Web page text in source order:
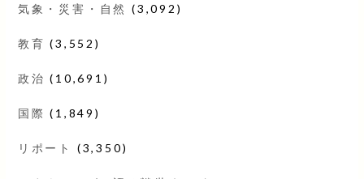
気象・災害・自然 (3,092)
教育 (3,552)
政治 (10,691)
国際 (1,849)
リポート (3,350)